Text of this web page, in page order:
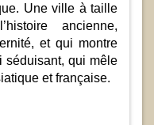
Une ville à taille
ancienne,
et qui montre
séduisant, qui mêle
et française.